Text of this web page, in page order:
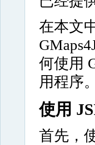
在本文
何使用
用程序。
使用
首先，